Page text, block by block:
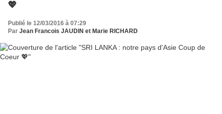
💖
Publié le 12/03/2016 à 07:29
Par Jean Francois JAUDIN et Marie RICHARD